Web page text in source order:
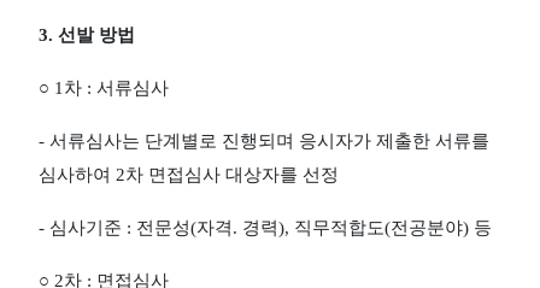
3. 선발 방법
○ 1 차 : 서류심사
- 서류심사는 단계별로 진행되며 응시자가 제출한 서류를
심사하여 2차 면접심사 대상자를 선정
- 심사기준 : 전문성(자격. 경력), 직무적합도(전공분야) 등
○ 2차 : 면접심사